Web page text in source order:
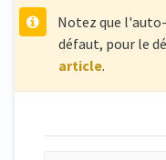
Notez que
défaut, pour le
article.